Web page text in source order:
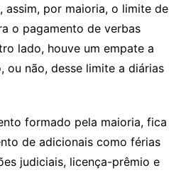
assim, por maioria, o limite de
o pagamento de verbas
lado, houve um empate a
ou não, desse limite a diárias
formado pela maioria, fica
de adicionais como férias
judiciais, licença-prêmio e